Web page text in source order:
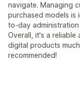
navigate. Managing
purchased models is
to-day
Overall, it's a reliable
digital products
recommended!